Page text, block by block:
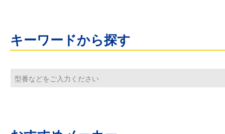
キーワードから探す